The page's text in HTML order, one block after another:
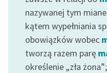
nazywanej tym
kątem wypełniania
obowiązków wobec
tworzą razem parę
określenie „zła